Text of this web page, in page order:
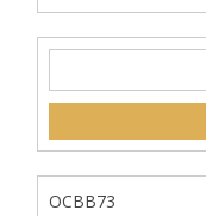
ОСВВ73